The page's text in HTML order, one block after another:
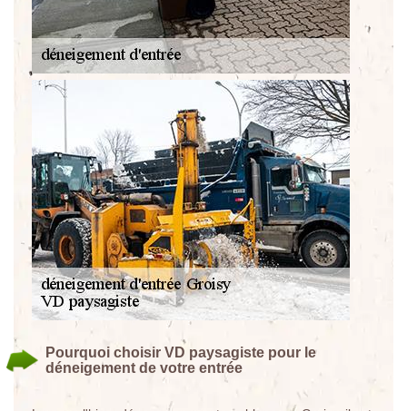
Pourquoi choisir VD paysagiste pour le
déneigement de votre entrée